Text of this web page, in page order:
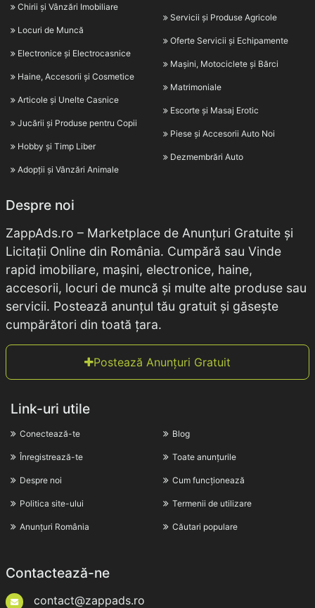
Chirii și Vânzări Imobiliare
Locuri de Muncă
Electronice și Electrocasnice
Haine, Accesorii și Cosmetice
Articole și Unelte Casnice
Jucării și Produse pentru Copii
Hobby și Timp Liber
Adopții și Vânzări Animale
Servicii și Produse Agricole
Oferte Servicii și Echipamente
Mașini, Motociclete și Bărci
Matrimoniale
Escorte și Masaj Erotic
Piese și Accesorii Auto Noi
Dezmembrări Auto
Despre noi
ZappAds.ro – Marketplace de Anunțuri Gratuite și
Licitații Online din România. Cumpără sau Vinde
rapid imobiliare, mașini, electronice, haine,
accesorii, locuri de muncă și multe alte produse sau
servicii. Postează anunțul tău gratuit și găsește
cumpărători din toată țara.
Postează Anunțuri Gratuit
Link-uri utile
Conectează-te
Înregistrează-te
Despre noi
Politica site-ului
Anunțuri România
Blog
Toate anunțurile
Cum funcționează
Termenii de utilizare
Căutari populare
Contactează-ne
contact@zappads.ro